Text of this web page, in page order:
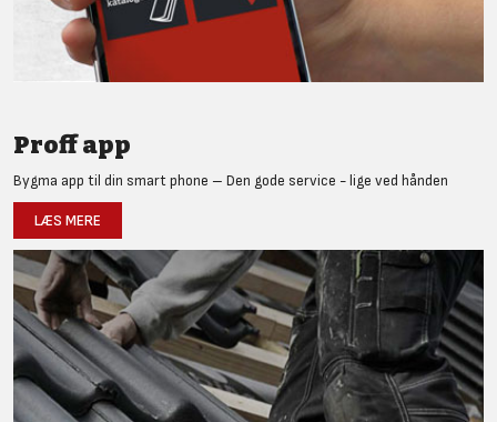
Proff app
Bygma app til din smart phone – Den gode service - lige ved hånden
LÆS MERE